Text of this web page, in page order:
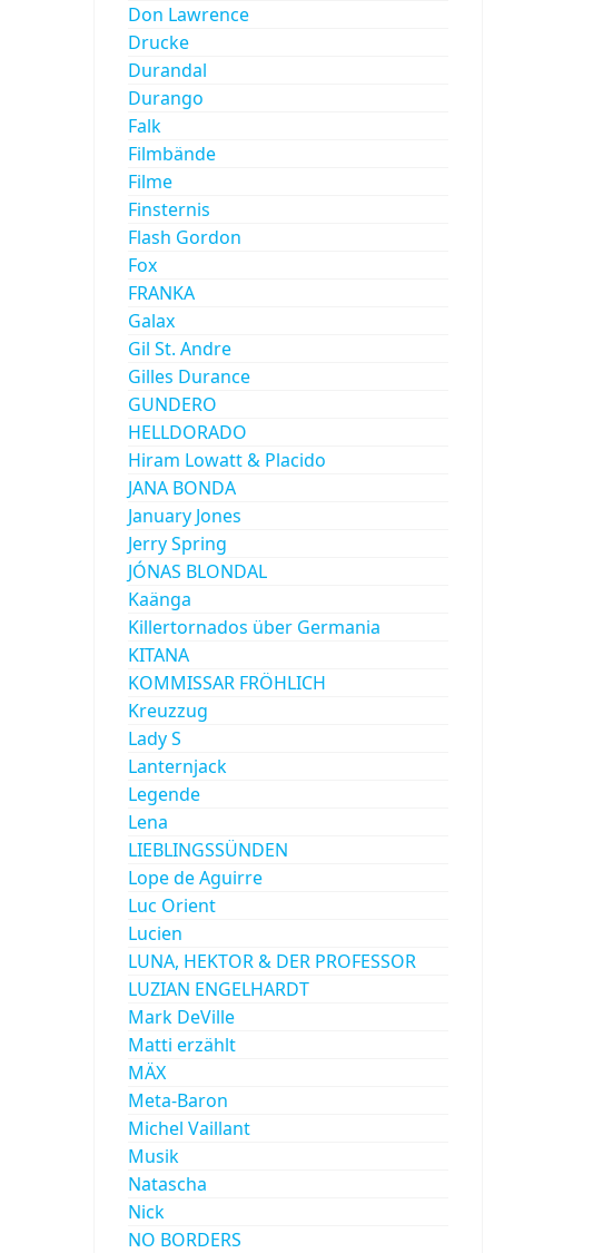
Don Lawrence
Drucke
Durandal
Durango
Falk
Filmbände
Filme
Finsternis
Flash Gordon
Fox
FRANKA
Galax
Gil St. Andre
Gilles Durance
GUNDERO
HELLDORADO
Hiram Lowatt & Placido
JANA BONDA
January Jones
Jerry Spring
JÓNAS BLONDAL
Kaänga
Killertornados über Germania
KITANA
KOMMISSAR FRÖHLICH
Kreuzzug
Lady S
Lanternjack
Legende
Lena
LIEBLINGSSÜNDEN
Lope de Aguirre
Luc Orient
Lucien
LUNA, HEKTOR & DER PROFESSOR
LUZIAN ENGELHARDT
Mark DeVille
Matti erzählt
MÄX
Meta-Baron
Michel Vaillant
Musik
Natascha
Nick
NO BORDERS